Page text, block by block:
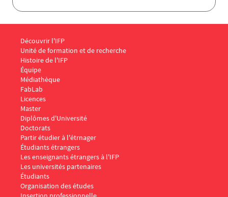
Menu Footer IFP 1
Découvrir l'IFP
Unité de formation et de recherche
Histoire de l'IFP
Équipe
Médiathèque
FabLab
Menu Footer IFP 2
Licences
Master
Diplômes d'Université
Doctorats
Menu Footer IFP 3
Partir étudier à l'étrnager
Étudiants étrangers
Les enseignants étrangers à l'IFP
Les universités partenaires
Menu Footer IFP 4
Étudiants
Organisation des études